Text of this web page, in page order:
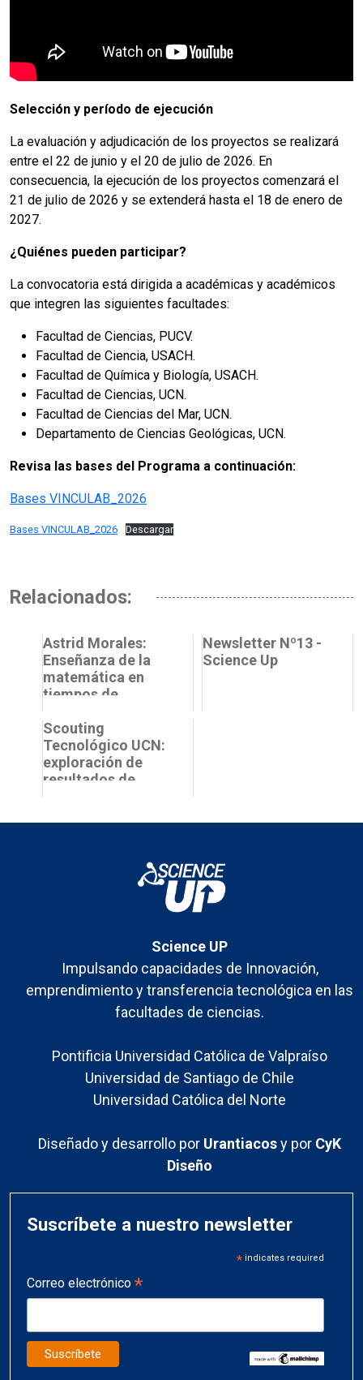
Selección y período de ejecución
La evaluación y adjudicación de los proyectos se realizará
entre el 22 de junio y el 20 de julio de 2026. En
consecuencia, la ejecución de los proyectos comenzará el
21 de julio de 2026 y se extenderá hasta el 18 de enero de
2027.
¿Quiénes pueden participar?
La convocatoria está dirigida a académicas y académicos
que integren las siguientes facultades:
Facultad de Ciencias, PUCV.
Facultad de Ciencia, USACH.
Facultad de Química y Biología, USACH.
Facultad de Ciencias, UCN.
Facultad de Ciencias del Mar, UCN.
Departamento de Ciencias Geológicas, UCN.
Revisa las bases del Programa a continuación:
Bases VINCULAB_2026
Bases VINCULAB_2026 Descargar
Relacionados:
Astrid Morales:
Enseñanza de la
matemática en
tiempos de
Newsletter Nº13 -
Science Up
Scouting
Tecnológico UCN:
exploración de
resultados de
Science UP
Impulsando capacidades de Innovación,
emprendimiento y transferencia tecnológica en las
facultades de ciencias.
Pontificia Universidad Católica de Valpraíso
Universidad de Santiago de Chile
Universidad Católica del Norte
Diseñado y desarrollo por Urantiacosy por CyK
Diseño
Suscríbete a nuestro newsletter
*indicates required
Correo electrónico *